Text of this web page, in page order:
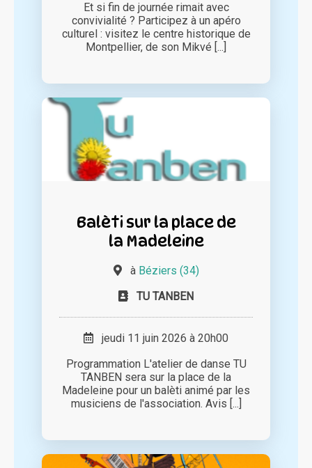
Et si fin de journée rimait avec
convivialité ? Participez à un apéro
culturel : visitez le centre historique de
Montpellier, de son Mikvé [...]
Balèti sur la place de
la Madeleine
à Béziers (34)
TU TANBEN
jeudi 11 juin 2026 à 20h00
Programmation L'atelier de danse TU
TANBEN sera sur la place de la
Madeleine pour un balèti animé par les
musiciens de l'association. Avis [...]